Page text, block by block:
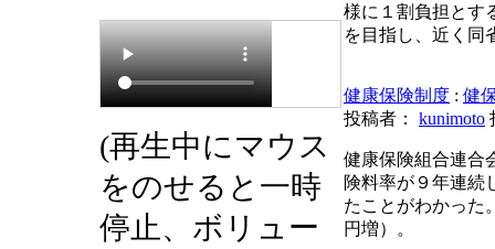
(再生中にマウス
をのせると一時
停止、ボリュー
様に１割負担とす
を目指し、近く同
健康保険制度 : 健
投稿者： kunimoto
健康保険組合連合
険料率が９年連続
たことがわかった
円増）。